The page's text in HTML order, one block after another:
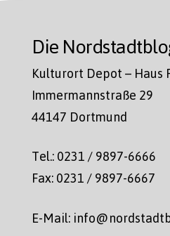
Die
Kulturort Depot – Haus
Immermannstraße 29
44147 Dortmund
Tel.: 0231 / 9897-6666
Fax: 0231 / 9897-6667
E-Mail: